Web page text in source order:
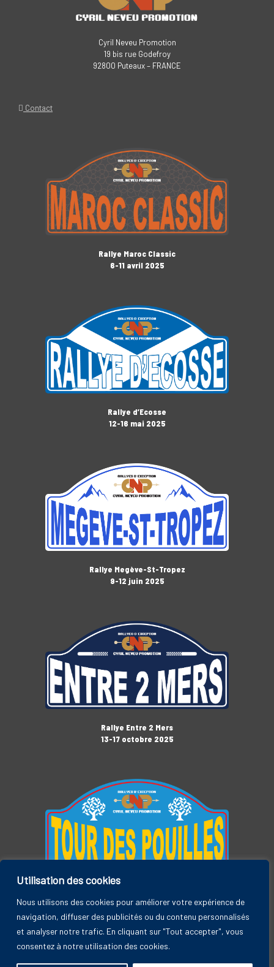
Utilisation des cookies
Nous utilisons des cookies pour améliorer votre expérience de
navigation, diffuser des publicités ou du contenu personnalisés
et analyser notre trafic. En cliquant sur "Tout accepter", vous
consentez à notre utilisation des cookies.
Cyril Neveu Promotion
19 bis rue Godefroy
92800 Puteaux – FRANCE
Contact
Rallye Maroc Classic
6-11 avril 2025
Rallye d’Ecosse
12-16 mai 2025
Rallye Megève-St-Tropez
9-12 juin 2025
Rallye Entre 2 Mers
13-17 octobre 2025
Tour des Pouilles